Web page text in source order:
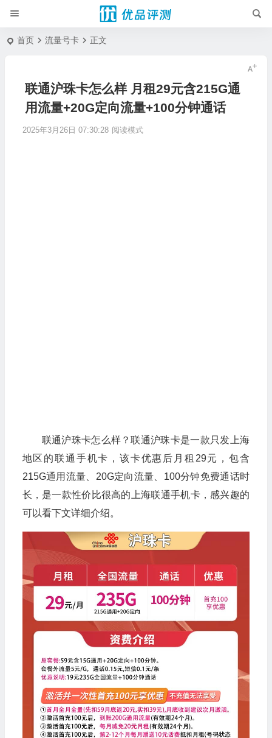
首页 流量号卡 正文
联通沪珠卡怎么样 月租29元含215G通
用流量+20G定向流量+100分钟通话
2025年3月26日 07:30:28 阅读模式
联通沪珠卡怎么样？联通沪珠卡是一款只发上海
地区的联通手机卡，该卡优惠后月租29元，包含
215G通用流量、20G定向流量、100分钟免费通话时
长，是一款性价比很高的上海联通手机卡，感兴趣的
可以看下文详细介绍。